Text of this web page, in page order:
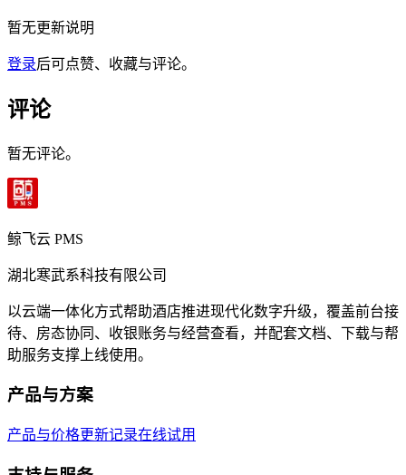
暂无更新说明
登录后可点赞、收藏与评论。
评论
暂无评论。
鲸飞云 PMS
湖北寒武系科技有限公司
以云端一体化方式帮助酒店推进现代化数字升级，覆盖前台接
待、房态协同、收银账务与经营查看，并配套文档、下载与帮
助服务支撑上线使用。
产品与方案
产品与价格更新记录在线试用